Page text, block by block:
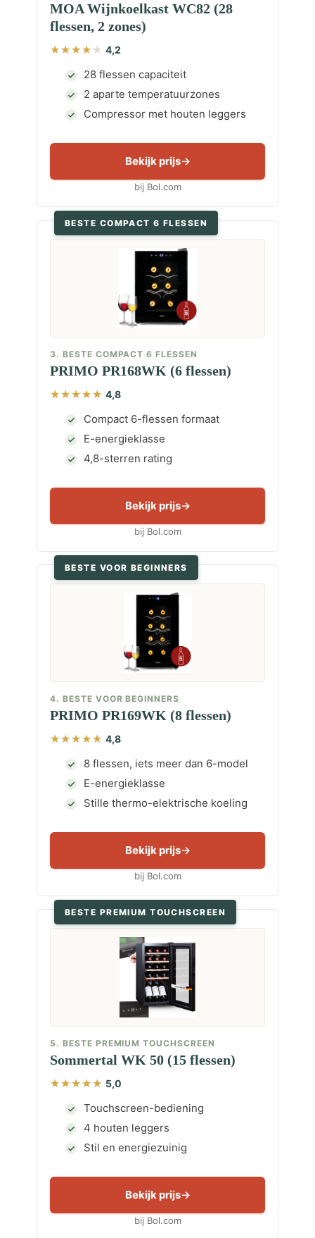
MOA Wijnkoelkast WC82 (28
flessen, 2 zones)
4,2
28 flessen capaciteit
2 aparte temperatuurzones
Compressor met houten leggers
Bekijk prijs
bij Bol.com
BESTE COMPACT 6 FLESSEN
3. BESTE COMPACT 6 FLESSEN
PRIMO PR168WK (6 flessen)
4,8
Compact 6-flessen formaat
E-energieklasse
4,8-sterren rating
Bekijk prijs
bij Bol.com
BESTE VOOR BEGINNERS
4. BESTE VOOR BEGINNERS
PRIMO PR169WK (8 flessen)
4,8
8 flessen, iets meer dan 6-model
E-energieklasse
Stille thermo-elektrische koeling
Bekijk prijs
bij Bol.com
BESTE PREMIUM TOUCHSCREEN
5. BESTE PREMIUM TOUCHSCREEN
Sommertal WK 50 (15 flessen)
5,0
Touchscreen-bediening
4 houten leggers
Stil en energiezuinig
Bekijk prijs
bij Bol.com